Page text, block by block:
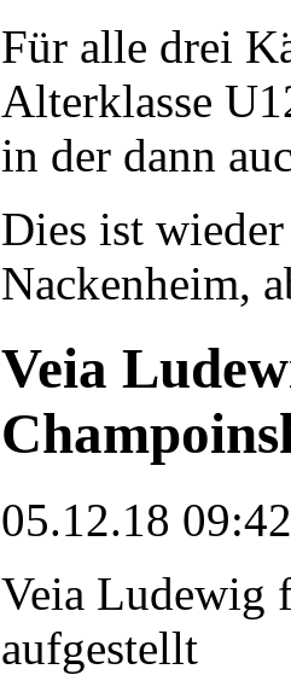
Für alle drei
Alterklasse
in der dann
Dies ist
Nackenheim,
Veia
05.12.18 09:42
Veia Ludewig
aufgestellt